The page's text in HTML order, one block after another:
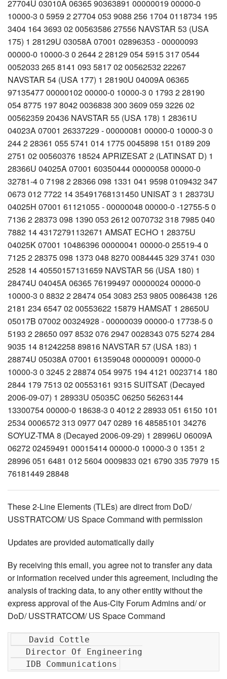
These 2-Line Elements (TLEs) are direct from DoD/
USSTRATCOM/ US Space Command with permission
Updates are provided automatically daily
By receiving this email, you agree not to transfer any data
or information received under this agreement, including the
analysis of tracking data, to any other entity without the
express approval of the Aus-City Forum Admins and/ or
DoD/ USSTRATCOM/ US Space Command